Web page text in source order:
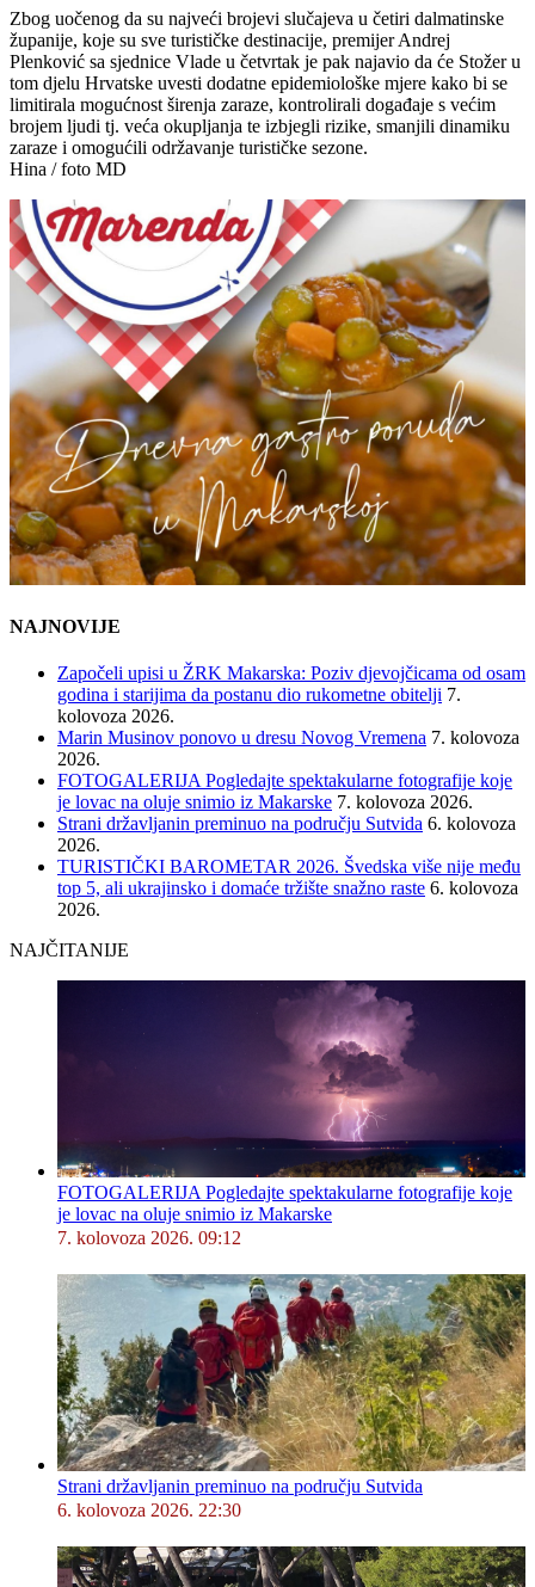
Zbog uočenog da su najveći brojevi slučajeva u četiri dalmatinske
županije, koje su sve turističke destinacije, premijer Andrej
Plenković sa sjednice Vlade u četvrtak je pak najavio da će Stožer u
tom djelu Hrvatske uvesti dodatne epidemiološke mjere kako bi se
limitirala mogućnost širenja zaraze, kontrolirali događaje s većim
brojem ljudi tj. veća okupljanja te izbjegli rizike, smanjili dinamiku
zaraze i omogućili održavanje turističke sezone.
Hina / foto MD
NAJNOVIJE
Započeli upisi u ŽRK Makarska: Poziv djevojčicama od osam
godina i starijima da postanu dio rukometne obitelji 7.
kolovoza 2026.
Marin Musinov ponovo u dresu Novog Vremena 7. kolovoza
2026.
FOTOGALERIJA Pogledajte spektakularne fotografije koje
je lovac na oluje snimio iz Makarske 7. kolovoza 2026.
Strani državljanin preminuo na području Sutvida 6. kolovoza
2026.
TURISTIČKI BAROMETAR 2026. Švedska više nije među
top 5, ali ukrajinsko i domaće tržište snažno raste 6. kolovoza
2026.
NAJČITANIJE
FOTOGALERIJA Pogledajte spektakularne fotografije koje
je lovac na oluje snimio iz Makarske
7. kolovoza 2026. 09:12
Strani državljanin preminuo na području Sutvida
6. kolovoza 2026. 22:30